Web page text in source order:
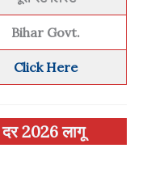
Bihar Govt.
Click Here
दर 2026 लागू